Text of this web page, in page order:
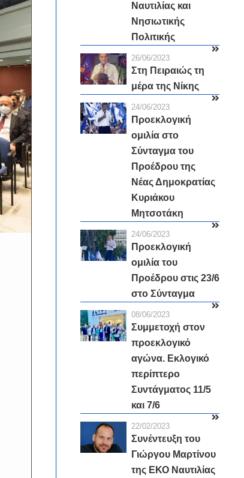
Ναυτιλίας και
Νησιωτικής
Πολιτικής
26/06/2023
Στη Πειραιώς τη
μέρα της Νίκης
24/06/2023
Προεκλογική
ομιλία στο
Σύνταγμα του
Προέδρου της
Νέας Δημοκρατίας
Κυριάκου
Μητσοτάκη
24/06/2023
Προεκλογική
ομιλία του
Προέδρου στις 23/6
στο Σύνταγμα
08/06/2023
Συμμετοχή στον
προεκλογικό
αγώνα. Εκλογικό
περίπτερο
Συντάγματος 11/5
και 7/6
22/02/2023
Συνέντευξη του
Γιώργου Μαρτίνου
της ΕΚΟ Ναυτιλίας